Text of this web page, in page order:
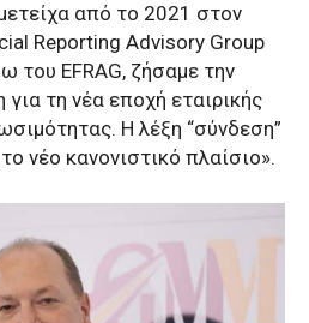
από το 2021 στον
Reporting Advisory Group
του EFRAG, ζήσαμε την
τη νέα εποχή εταιρικής
Η λέξη “σύνδεση”
νέο κανονιστικό πλαίσιο».